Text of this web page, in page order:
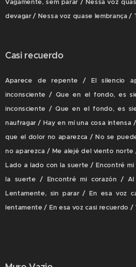
Vagamente, sem parar / Nessa voz
devagar / Nessa voz quase lembrança /
Casi recuerdo
Aparece de repente / El silencio
inconsciente / Que en el fondo, es
inconsciente / Que en el fondo, es
naufragar / Hay en mí una cosa
que el dolor no aparezca / No se
no aparezca / Me alejé del viento
Lado a lado con la suerte / Encontré
la suerte / Encontré mi corazón /
Lentamente, sin parar / En esa voz
lentamente / En esa voz casi recuerdo